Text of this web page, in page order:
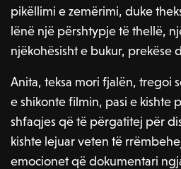
pikëllimi e zemërimi, duke
lënë një përshtypje të thellë,
njëkohësisht e bukur, prekëse
Anita, teksa mori fjalën, tregoi
e shikonte filmin, pasi e kishte
shfaqjes që të përgatitej për
kishte lejuar veten të
emocionet që dokumentari